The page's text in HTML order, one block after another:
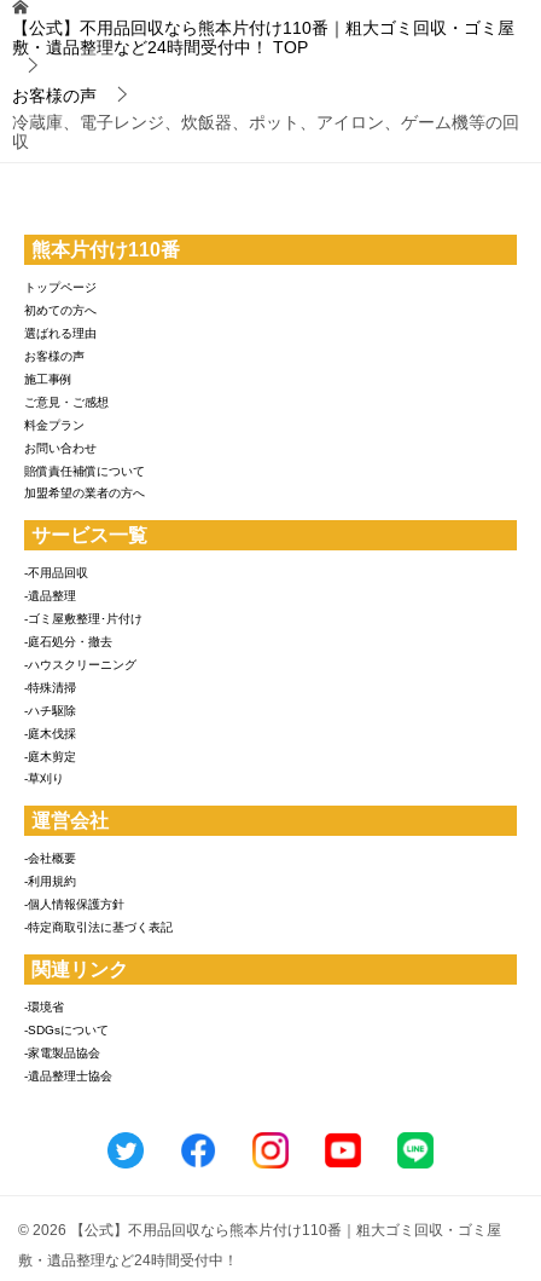
【公式】不用品回収なら熊本片付け110番｜粗大ゴミ回収・ゴミ屋
敷・遺品整理など24時間受付中！
TOP
お客様の声
冷蔵庫、電子レンジ、炊飯器、ポット、アイロン、ゲーム機等の回
収
熊本片付け110番
トップページ
初めての方へ
選ばれる理由
お客様の声
施工事例
ご意見・ご感想
料金プラン
お問い合わせ
賠償責任補償について
加盟希望の業者の方へ
サービス一覧
-不用品回収
-遺品整理
-ゴミ屋敷整理･片付け
-庭石処分・撤去
-ハウスクリーニング
-特殊清掃
-ハチ駆除
-庭木伐採
-庭木剪定
-草刈り
運営会社
-会社概要
-利用規約
-個人情報保護方針
-特定商取引法に基づく表記
関連リンク
-環境省
-SDGsについて
-家電製品協会
-遺品整理士協会
© 2026 【公式】不用品回収なら熊本片付け110番｜粗大ゴミ回収・ゴミ屋
敷・遺品整理など24時間受付中！